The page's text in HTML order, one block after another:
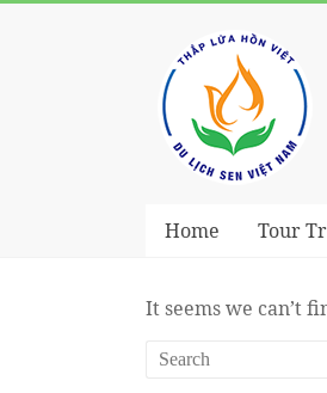
Home Tour
It seems we can’t